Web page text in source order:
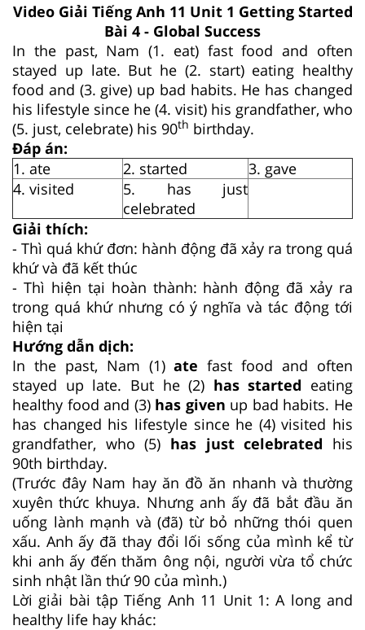
Video Giải Tiếng Anh 11 Unit 1 Getting Started
Bài 4 - Global Success
In the past, Nam (1. eat) fast food and often
stayed up late. But he (2. start) eating healthy
food and (3. give) up bad habits. He has changed
his lifestyle since he (4. visit) his grandfather, who
(5. just, celebrate) his 90th birthday.
Đáp án:
1. ate
2. started
3. gave
4. visited
5. has just
celebrated
Giải thích:
- Thì quá khứ đơn: hành động đã xảy ra trong quá
khứ và đã kết thúc
- Thì hiện tại hoàn thành: hành động đã xảy ra
trong quá khứ nhưng có ý nghĩa và tác động tới
hiện tại
Hướng dẫn dịch:
In the past, Nam (1)ate fast food and often
stayed up late. But he (2) has started eating
healthy food and (3) has given up bad habits. He
has changed his lifestyle since he (4) visited his
grandfather, who (5) has just celebrated his
90th birthday.
(Trước đây Nam hay ăn đồ ăn nhanh và thường
xuyên thức khuya. Nhưng anh ấy đã bắt đầu ăn
uống lành mạnh và (đã) từ bỏ những thói quen
xấu. Anh ấy đã thay đổi lối sống của mình kể từ
khi anh ấy đến thăm ông nội, người vừa tổ chức
sinh nhật lần thứ 90 của mình.)
Lời giải bài tập Tiếng Anh 11 Unit 1: A long and
healthy life hay khác: